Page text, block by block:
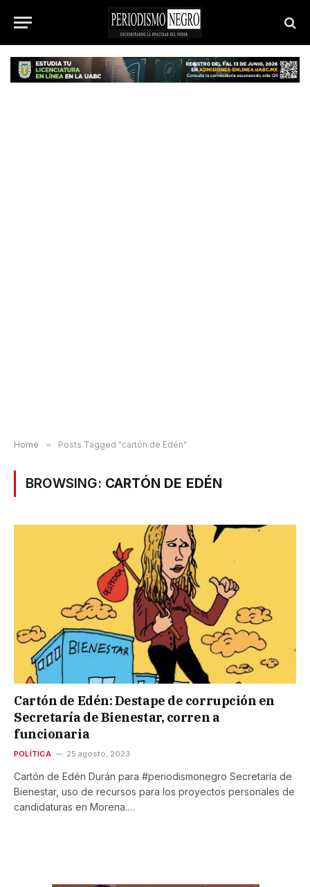
Home » Posts Tagged "cartón de Edén"
BROWSING: CARTÓN DE EDÉN
Cartón de Edén: Destape de corrupción en
Secretaría de Bienestar, corren a
funcionaria
POLÍTICA 25 agosto, 2023
Cartón de Edén Durán para #periodismonegro Secretaría de
Bienestar, uso de recursos para los proyectos personales de
candidaturas en Morena.…